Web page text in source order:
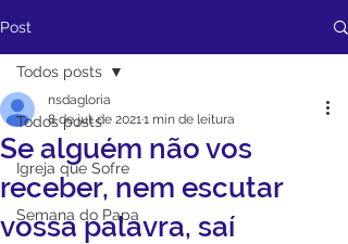
Post
Todos posts
Igreja que Sofre
Semana do Papa
Todos posts
Se alguém não vos
receber, nem escutar
vossa palavra, saí
nsdagloria
8 de jul. de 20211 min de leitura